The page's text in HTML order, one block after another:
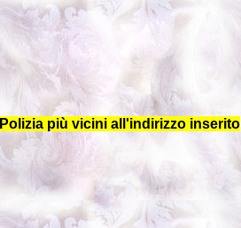
più vicini all'indirizzo inserito